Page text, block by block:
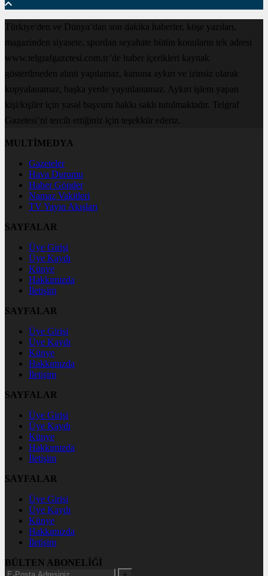
Türkiye'den ve Dünya’dan son dakika haberler, köşe yazıları,
magazinden siyasete, spordan seyahate bütün konuların tek adresi
www.telgrafgazetesi.com.tr’de haber içerikleri kaynak
gösterilmeden alıntı yapılamaz, kanuna aykırı ve izinsiz olarak
kopyalanamaz, başka yerde yayınlanamaz. Aykırı işlem yapan
kişi/kişiler için yasal başvuru hakkı saklı tutulmaktadır. Telgraf
Gazetesi’ni tercih ettiğiniz için teşekkür ederiz.
MULTİMEDYA
Gazeteler
Hava Durumu
Haber Gönder
Namaz Vakitleri
TV Yayın Akışları
SAYFALAR
Üye Girişi
Üye Kaydı
Künye
Hakkımızda
İletişim
SAYFALAR
Üye Girişi
Üye Kaydı
Künye
Hakkımızda
İletişim
SAYFALAR
Üye Girişi
Üye Kaydı
Künye
Hakkımızda
İletişim
SAYFALAR
Üye Girişi
Üye Kaydı
Künye
Hakkımızda
İletişim
BÜLTEN ABONELİĞİ